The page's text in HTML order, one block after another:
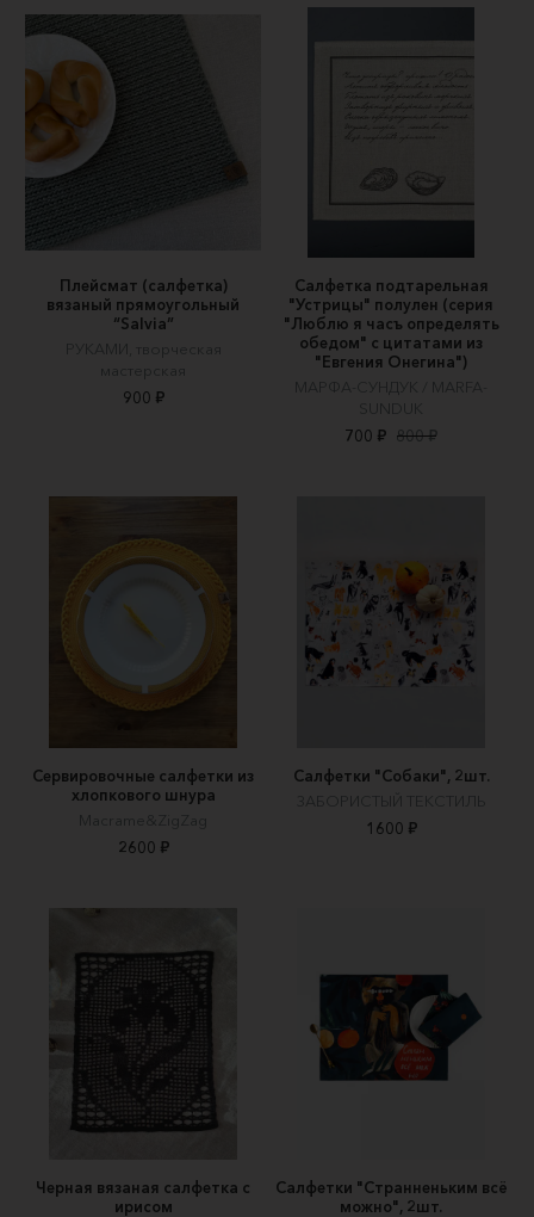
Плейсмат (салфетка)
вязаный прямоугольный
“Salvia”
РУКАМИ, творческая
мастерская
900 ₽
Салфетка подтарельная
"Устрицы" полулен (серия
"Люблю я часъ определять
обедом" с цитатами из
"Евгения Онегина")
МАРФА-СУНДУК / MARFA-
SUNDUK
700 ₽ 800 ₽
Сервировочные салфетки из
хлопкового шнура
Macrame&ZigZag
2600 ₽
Салфетки "Собаки", 2шт.
ЗАБОРИСТЫЙ ТЕКСТИЛЬ
1600 ₽
Черная вязаная салфетка с
ирисом
Салфетки "Странненьким всё
можно", 2шт.